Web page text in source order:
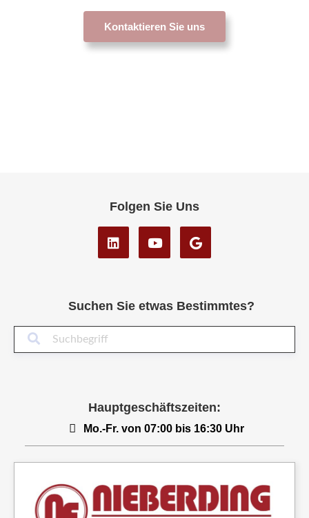
Kontaktieren Sie uns
Hauptgeschäftszeiten:
Mo.-Fr. von 07:00 bis 16:30 Uhr
Suchen Sie etwas Bestimmtes?
Folgen Sie Uns